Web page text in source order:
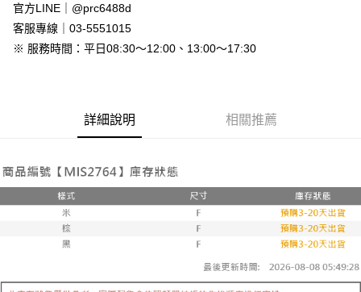
付款後全家取貨
免運費
付款後7-11取貨
每筆NT$90，滿NT$999(含以上)免運費
離島郵局配送
【宇迅國際】限一般住址，不支援智能櫃 查看運費
官方LINE｜@prc6488d
客服專線｜03-5551015
※ 服務時間：平日08:30～12:00、13:00～17:30
詳細說明 相關推薦